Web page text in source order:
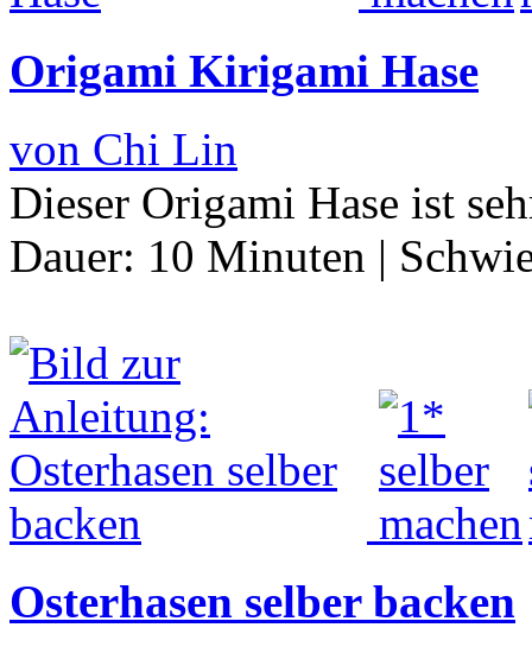
Origami Kirigami Hase
von Chi Lin
Dieser Origami Hase ist
Dauer: 10 Minuten |
Osterhasen selber backen